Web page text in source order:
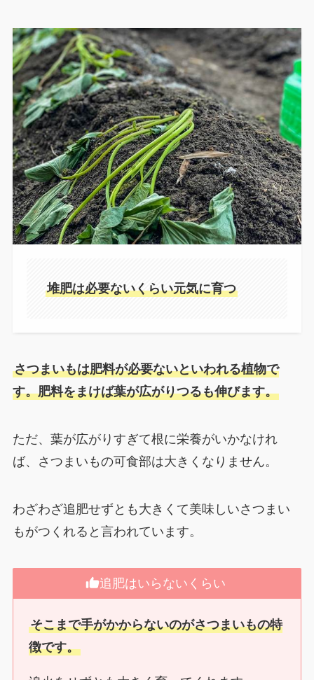
堆肥は必要ないくらい元気に育つ
さつまいもは肥料が必要ないといわれる植物で
す。肥料をまけば葉が広がりつるも伸びます。
ただ、葉が広がりすぎて根に栄養がいかなけれ
ば、さつまいもの可食部は大きくなりません。
わざわざ追肥せずとも大きくて美味しいさつまい
もがつくれると言われています。
追肥はいらないくらい
そこまで手がかからないのがさつまいもの特
徴です。